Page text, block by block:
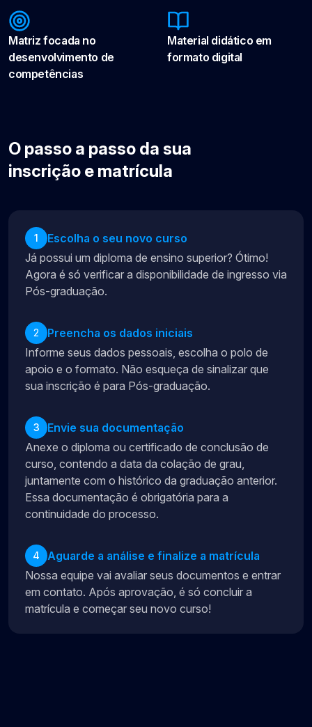
Matriz focada no
desenvolvimento de
competências
Material didático em
formato digital
O passo a passo da sua
inscrição e matrícula
1
Escolha o seu novo curso
Já possui um diploma de ensino superior? Ótimo!
Agora é só verificar a disponibilidade de ingresso via
Pós-graduação.
2
Preencha os dados iniciais
Informe seus dados pessoais, escolha o polo de
apoio e o formato. Não esqueça de sinalizar que
sua inscrição é para Pós-graduação.
3
Envie sua documentação
Anexe o diploma ou certificado de conclusão de
curso, contendo a data da colação de grau,
juntamente com o histórico da graduação anterior.
Essa documentação é obrigatória para a
continuidade do processo.
4
Aguarde a análise e finalize a matrícula
Nossa equipe vai avaliar seus documentos e entrar
em contato. Após aprovação, é só concluir a
matrícula e começar seu novo curso!